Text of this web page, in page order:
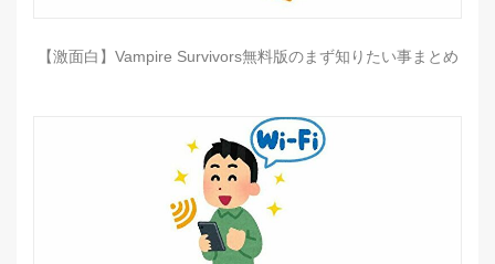
【激面白】Vampire Survivors無料版のまず知りたい事まとめ